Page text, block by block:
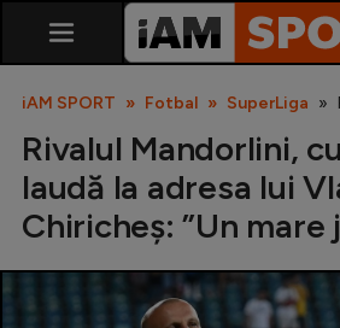
SuperLiga
iAM SPORT Fotbal SuperLiga
Rivalul Mandorlini,
laudă la adresa lui
Chiricheș: ”Un mare